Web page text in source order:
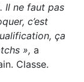
Il ne faut pas
c’est
ça
», a
Classe.